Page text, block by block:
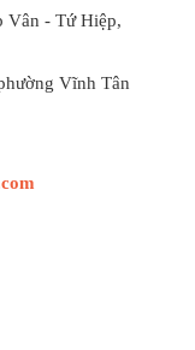
Vân - Tứ Hiệp,
Vĩnh Tân